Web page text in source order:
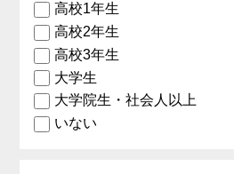
高校1年生
高校2年生
高校3年生
大学生
大学院生・社会人以上
いない